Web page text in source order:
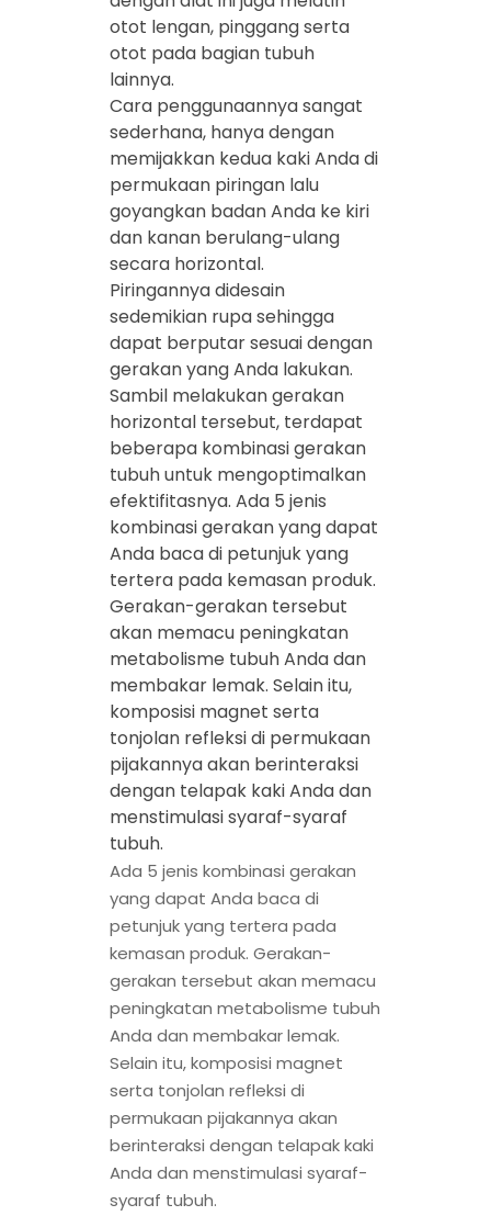
otot lengan, pinggang serta
otot pada bagian tubuh
lainnya.
Cara penggunaannya sangat
sederhana, hanya dengan
memijakkan kedua kaki Anda di
permukaan piringan lalu
goyangkan badan Anda ke kiri
dan kanan berulang-ulang
secara horizontal.
Piringannya didesain
sedemikian rupa sehingga
dapat berputar sesuai dengan
gerakan yang Anda lakukan.
Sambil melakukan gerakan
horizontal tersebut, terdapat
beberapa kombinasi gerakan
tubuh untuk mengoptimalkan
efektifitasnya. Ada 5 jenis
kombinasi gerakan yang dapat
Anda baca di petunjuk yang
tertera pada kemasan produk.
Gerakan-gerakan tersebut
akan memacu peningkatan
metabolisme tubuh Anda dan
membakar lemak. Selain itu,
komposisi magnet serta
tonjolan refleksi di permukaan
pijakannya akan berinteraksi
dengan telapak kaki Anda dan
menstimulasi syaraf-syaraf
tubuh.
Ada 5 jenis kombinasi gerakan
yang dapat Anda baca di
petunjuk yang tertera pada
kemasan produk. Gerakan-
gerakan tersebut akan memacu
peningkatan metabolisme tubuh
Anda dan membakar lemak.
Selain itu, komposisi magnet
serta tonjolan refleksi di
permukaan pijakannya akan
berinteraksi dengan telapak kaki
Anda dan menstimulasi syaraf-
syaraf tubuh.